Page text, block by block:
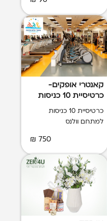
קאנטרי אופקים-
כרטיסיית 10 כניסות
למתחם וולנס
כרטיסיית 10 כניסות
למתחם וולנס
750 ₪